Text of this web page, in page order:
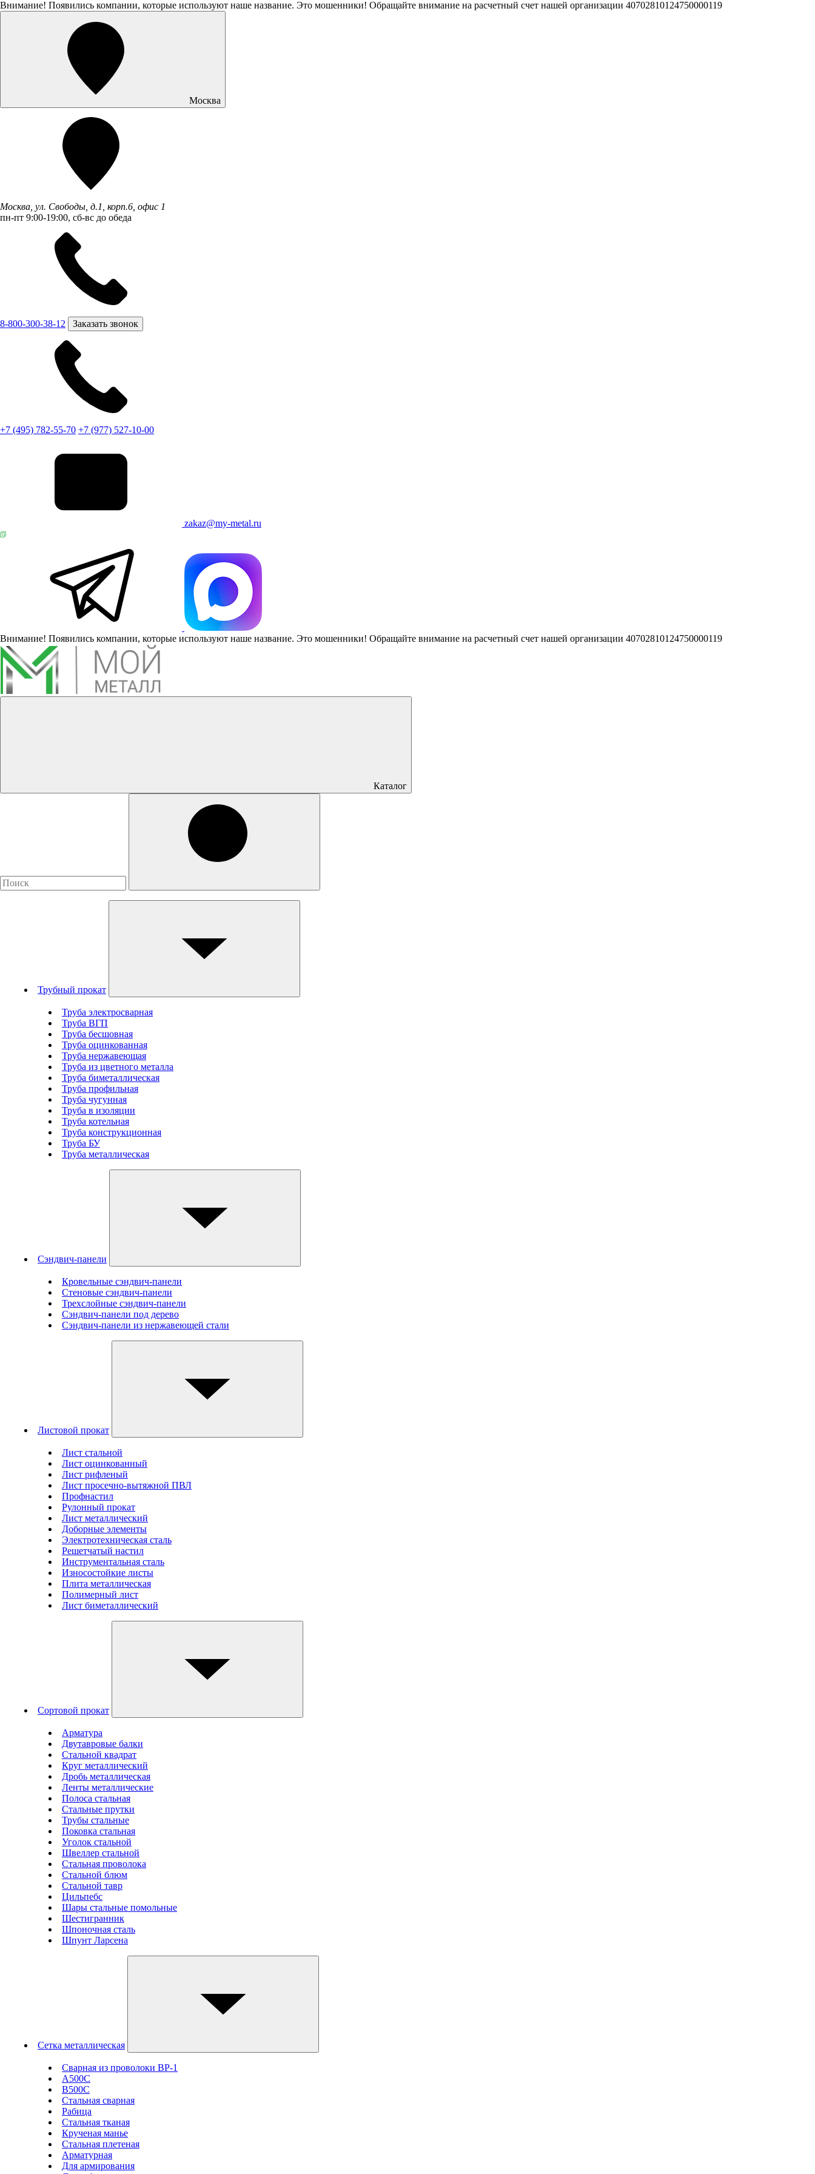
Внимание! Появились компании, которые используют наше название. Это мошенники! Обращайте внимание на расчетный счет нашей организации 40702810124750000119
Москва
Москва, ул. Свободы, д.1, корп.6, офис 1
пн-пт 9:00-19:00, сб-вс до обеда
8-800-300-38-12 Заказать звонок
+7 (495) 782-55-70 +7 (977) 527-10-00
zakaz@my-metal.ru
Внимание! Появились компании, которые используют наше название. Это мошенники! Обращайте внимание на расчетный счет нашей организации 40702810124750000119
Каталог
Трубный прокат
Труба электросварная
Труба ВГП
Труба бесшовная
Труба оцинкованная
Труба нержавеющая
Труба из цветного металла
Труба биметаллическая
Труба профильная
Труба чугунная
Труба в изоляции
Труба котельная
Труба конструкционная
Труба БУ
Труба металлическая
Сэндвич-панели
Кровельные сэндвич-панели
Стеновые cэндвич-панели
Трехслойные сэндвич-панели
Сэндвич-панели под дерево
Сэндвич-панели из нержавеющей стали
Листовой прокат
Лист стальной
Лист оцинкованный
Лист рифленый
Лист просечно-вытяжной ПВЛ
Профнастил
Рулонный прокат
Лист металлический
Доборные элементы
Электротехническая сталь
Решетчатый настил
Инструментальная сталь
Износостойкие листы
Плита металлическая
Полимерный лист
Лист биметаллический
Сортовой прокат
Арматура
Двутавровые балки
Стальной квадрат
Круг металлический
Дробь металлическая
Ленты металлические
Полоса стальная
Стальные прутки
Трубы стальные
Поковка стальная
Уголок стальной
Швеллер стальной
Стальная проволока
Стальной блюм
Стальной тавр
Цильпебс
Шары стальные помольные
Шестигранник
Шпоночная сталь
Шпунт Ларсена
Сетка металлическая
Сварная из проволоки ВР-1
А500С
В500С
Стальная сварная
Рабица
Стальная тканая
Крученая манье
Стальная плетеная
Арматурная
Для армирования